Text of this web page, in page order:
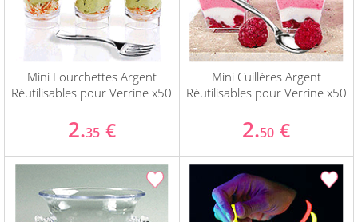
Mini Fourchettes Argent
Réutilisables pour Verrine x50
2.35 €
Mini Cuillères Argent
Réutilisables pour Verrine x50
2.50 €